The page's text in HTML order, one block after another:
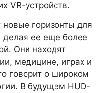
VR-устройств.
горизонты для
делая ее еще более
Они находят
медицине, играх и
говорит о широком
В будущем HUD-